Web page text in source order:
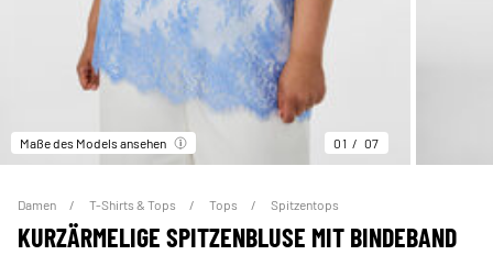
Maße des Models ansehen 01 07
Damen T-Shirts & Tops Tops Spitzentops
KURZÄRMELIGE SPITZENBLUSE MIT BINDEBAND